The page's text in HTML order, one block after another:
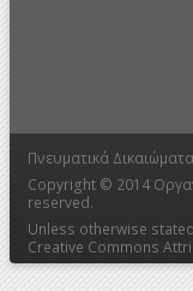
Πνευματικά
Copyright © 2014
reserved.
Unless otherwise
Creative Commons